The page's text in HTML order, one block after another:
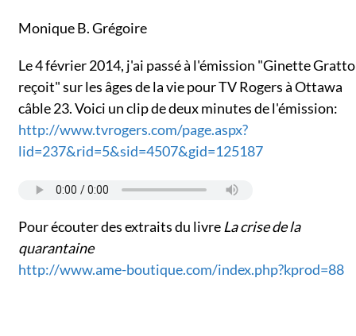
Monique B. Grégoire
Le 4 février 2014, j'ai passé à l'émission "Ginette
reçoit" sur les âges de la vie pour TV Rogers à Ottawa
câble 23. Voici un clip de deux minutes de l'émission:
http://www.tvrogers.com/page.aspx?
lid=237&rid=5&sid=4507&gid=125187
Pour écouter des extraits du livre La crise de la
quarantaine
http://www.ame-boutique.com/index.php?kprod=88